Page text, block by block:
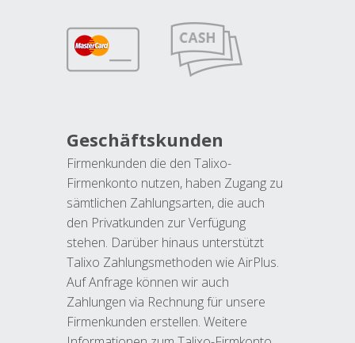
Geschäftskunden
Firmenkunden die den Talixo-
Firmenkonto nutzen, haben Zugang zu
sämtlichen Zahlungsarten, die auch
den Privatkunden zur Verfügung
stehen. Darüber hinaus unterstützt
Talixo Zahlungsmethoden wie AirPlus.
Auf Anfrage können wir auch
Zahlungen via Rechnung für unsere
Firmenkunden erstellen. Weitere